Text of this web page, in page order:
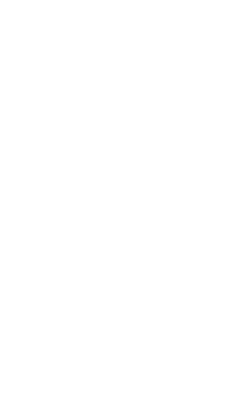
A-Z
RAHMEN DER
AM
(BOGY)
ab Klasse 5 wird es
und 10 ermöglicht, im Rahmen
in Unternehmen,
sowie in Einrichtungen oder
und die vielfältigen Tätigkeiten